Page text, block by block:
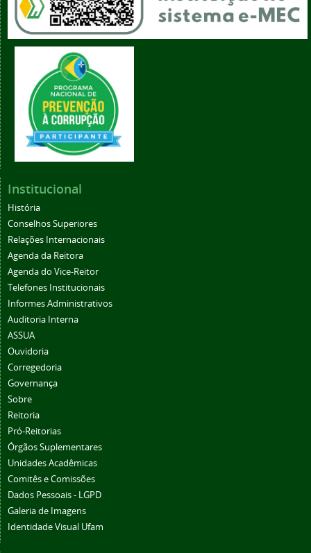
Institucional
História
Conselhos Superiores
Relações Internacionais
Agenda da Reitora
Agenda do Vice-Reitor
Telefones Institucionais
Informes Administrativos
Auditoria Interna
ASSUA
Ouvidoria
Corregedoria
Governança
Sobre
Reitoria
Pró-Reitorias
Órgãos Suplementares
Unidades Acadêmicas
Comitês e Comissões
Dados Pessoais - LGPD
Galeria de Imagens
Identidade Visual Ufam